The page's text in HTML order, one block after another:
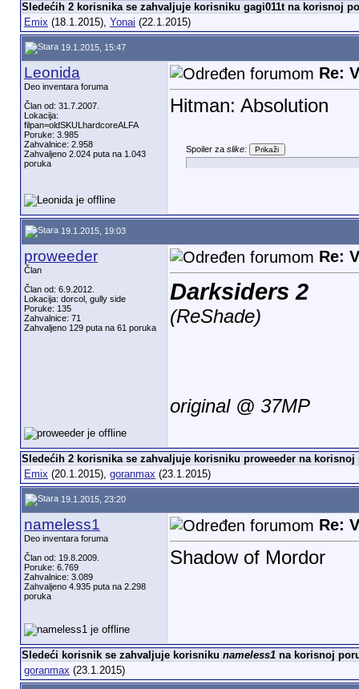
Sledećih 2 korisnika se zahvaljuje korisniku gagi011t na korisnoj
Emix (18.1.2015), Yonai (22.1.2015)
19.1.2015, 15:47
Leonida
Deo inventara foruma
Član od: 31.7.2007.
Lokacija:
filpan=oldSKULhardcoreALFA
Poruke: 3.985
Zahvalnice: 2.958
Zahvaljeno 2.024 puta na 1.043
poruka
Re:
Hitman: Absolution
Spoiler za slike:
19.1.2015, 19:03
proweeder
Član
Član od: 6.9.2012.
Lokacija: dorcol, gully side
Poruke: 135
Zahvalnice: 71
Zahvaljeno 129 puta na 61 poruka
Re:
Darksiders 2
(ReShade)
original @ 37MP
Sledećih 2 korisnika se zahvaljuje korisniku proweeder na korisnoj
Emix (20.1.2015), goranmax (23.1.2015)
19.1.2015, 23:20
nameless1
Deo inventara foruma
Član od: 19.8.2009.
Poruke: 6.769
Zahvalnice: 3.089
Zahvaljeno 4.935 puta na 2.298
poruka
Re:
Shadow of Mordor
Sledeći korisnik se zahvaljuje korisniku nameless1na korisnoj
goranmax (23.1.2015)